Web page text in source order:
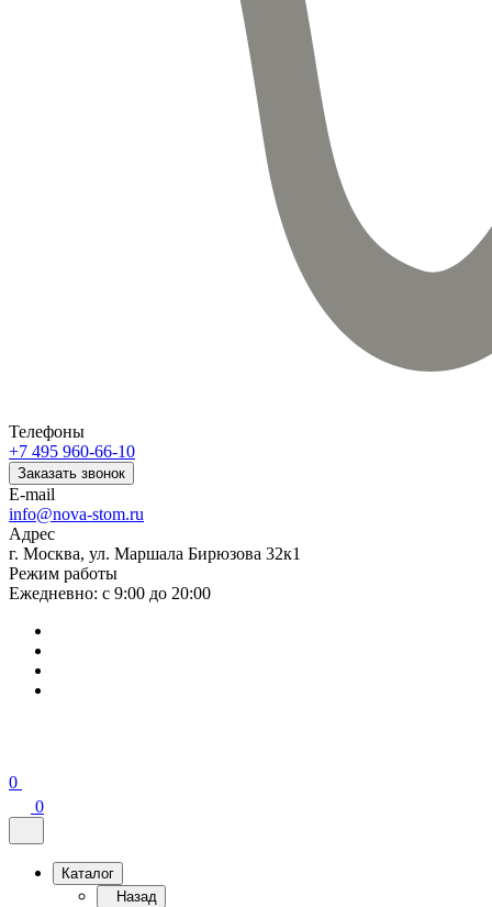
Телефоны
+7 495 960-66-10
Заказать звонок
E-mail
info@nova-stom.ru
Адрес
г. Москва, ул. Маршала Бирюзова 32к1
Режим работы
Ежедневно: с 9:00 до 20:00
0
0
Каталог
Назад